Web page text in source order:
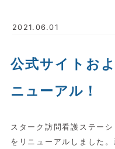
2021.06.01
公式サイトお
ニューアル！
スターク訪問看護ステー
をリニューアルしました